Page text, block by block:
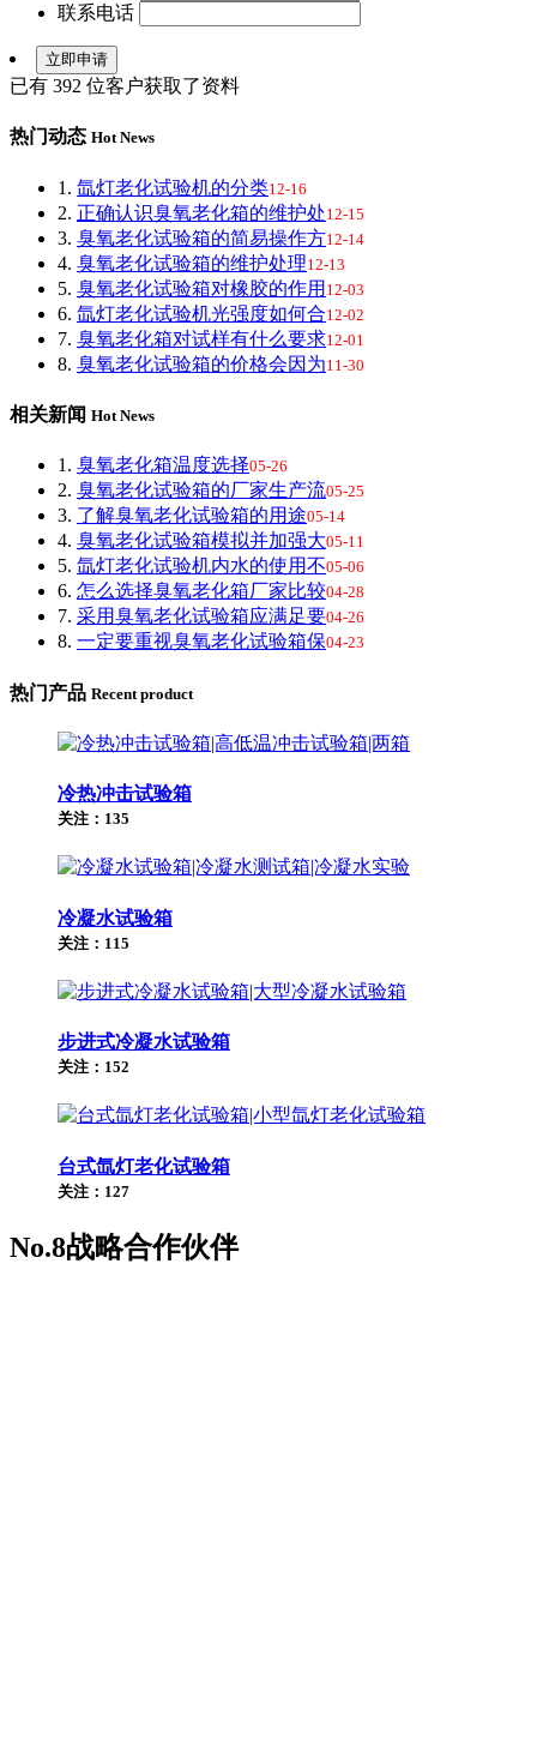
联系电话
已有 392 位客户获取了资料
热门动态 Hot News
1. 氙灯老化试验机的分类12-16
2. 正确认识臭氧老化箱的维护处12-15
3. 臭氧老化试验箱的简易操作方12-14
4. 臭氧老化试验箱的维护处理12-13
5. 臭氧老化试验箱对橡胶的作用 12-03
6. 氙灯老化试验机光强度如何合12-02
7. 臭氧老化箱对试样有什么要求12-01
8. 臭氧老化试验箱的价格会因为11-30
相关新闻 Hot News
1. 臭氧老化箱温度选择05-26
2. 臭氧老化试验箱的厂家生产流05-25
3. 了解臭氧老化试验箱的用途05-14
4. 臭氧老化试验箱模拟并加强大05-11
5. 氙灯老化试验机内水的使用不05-06
6. 怎么选择臭氧老化箱厂家比较04-28
7. 采用臭氧老化试验箱应满足要04-26
8. 一定要重视臭氧老化试验箱保04-23
热门产品 Recent product
冷热冲击试验箱
关注：135
冷凝水试验箱
关注：115
步进式冷凝水试验箱
关注：152
台式氙灯老化试验箱
关注：127
No.8战略合作伙伴